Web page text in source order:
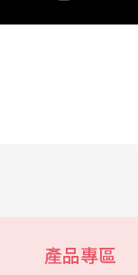
客服中心智能客服
產品專區